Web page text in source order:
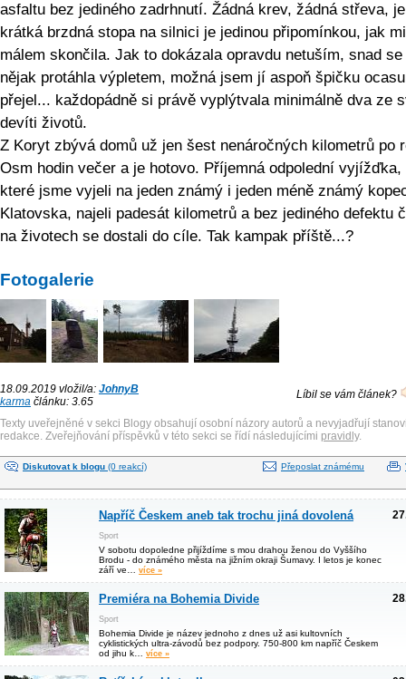
asfaltu bez jediného zadrhnutí. Žádná krev, žádná střeva,
krátká brzdná stopa na silnici je jedinou připomínkou, jak
málem skončila. Jak to dokázala opravdu netuším, snad se
nějak protáhla výpletem, možná jsem jí aspoň špičku ocasu
přejel... každopádně si právě vyplýtvala minimálně dva ze
devíti životů.
Z Koryt zbývá domů už jen šest nenáročných kilometrů po
Osm hodin večer a je hotovo. Příjemná odpolední vyjížďka,
které jsme vyjeli na jeden známý i jeden méně známý
Klatovska, najeli padesát kilometrů a bez jediného defektu
na životech se dostali do cíle. Tak kampak příště...?
Fotogalerie
18.09.2019 vložil/a: JohnyB
karma článku: 3.65
Líbil se vám článek?
Texty uveřejněné v sekci Blogy obsahují osobní názory autorů a nevyjadřují
redakce. Zveřejňování příspěvků v této sekci se řídí následujícími pravidly.
Diskutovat k blogu (0 reakcí) Přeposlat známému
Napříč Českem aneb tak trochu jiná dovolená
Sport
V sobotu dopoledne přijíždíme s mou drahou ženou do Vyššího
Brodu - do známého města na jižním okraji Šumavy. I letos je konec
září ve… více »
Premiéra na Bohemia Divide
Sport
Bohemia Divide je název jednoho z dnes už asi kultovních
cyklistických ultra-závodů bez podpory. 750-800 km napříč Českem
od jihu k… více »